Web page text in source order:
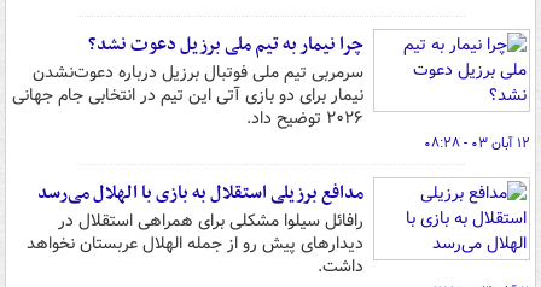
چرا نیمار به تیم ملی برزیل دعوت نشد؟
سرمربی تیم ملی فوتبال برزیل درباره دعوت‌نشدن
نیمار برای دو بازی آتی این تیم در انتخابی جام جهانی
۲۰۲۶ توضیح داد.
۱۲ آبان ۰۳ - ۰۸:۲۸
مدافع برزیلی استقلال به بازی با الهلال می‌رسد
رافائل سیلوا مشکلی برای همراهی استقلال در
دیدارهای پیش رو از جمله الهلال عربستان نخواهد
داشت.